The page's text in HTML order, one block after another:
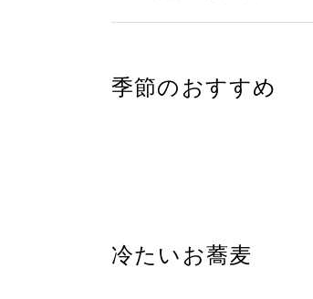
季節のおすすめ
冷たいお蕎麦